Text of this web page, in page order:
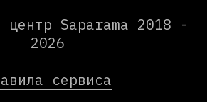
центр Saparama 2018 -
2026
сервиса